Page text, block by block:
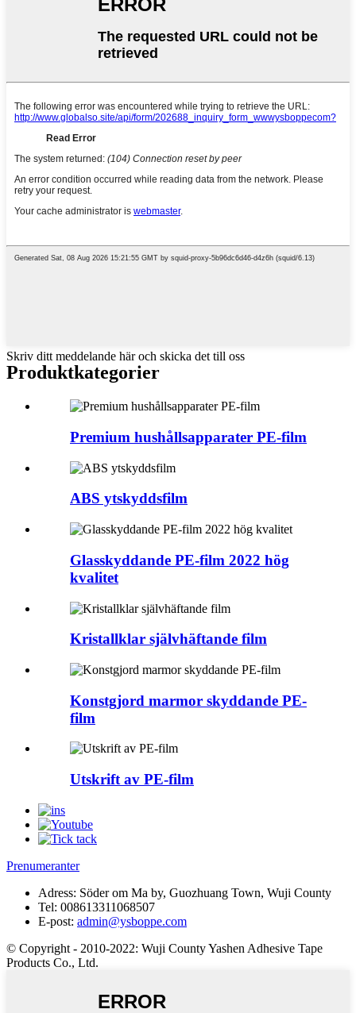
Skriv ditt meddelande här och skicka det till oss
Produktkategorier
Premium hushållsapparater PE-film
ABS ytskyddsfilm
Glasskyddande PE-film 2022 hög
kvalitet
Kristallklar självhäftande film
Konstgjord marmor skyddande PE-
film
Utskrift av PE-film
Prenumeranter
Adress: Söder om Ma by, Guozhuang Town, Wuji County
Tel: 008613311068507
E-post: admin@ysboppe.com
© Copyright - 2010-2022: Wuji County Yashen Adhesive Tape
Products Co., Ltd.